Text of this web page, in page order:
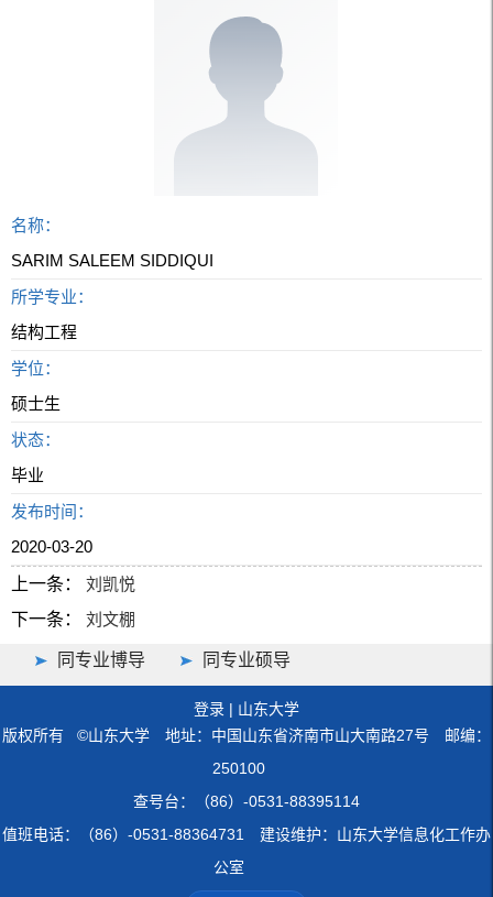
名称：
SARIM SALEEM SIDDIQUI
所学专业：
结构工程
学位：
硕士生
状态：
毕业
发布时间：
2020-03-20
上一条：
刘凯悦
下一条：
刘文棚
同专业博导 同专业硕导
登录 | 山东大学
版权所有 ©山东大学 地址：中国山东省济南市山大南路27号 邮编：
250100
查号台：（86）-0531-88395114
值班电话：（86）-0531-88364731 建设维护：山东大学信息化工作办
公室